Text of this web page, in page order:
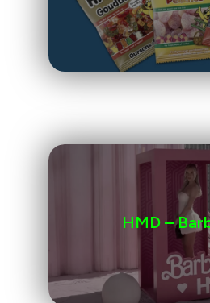
HMD –